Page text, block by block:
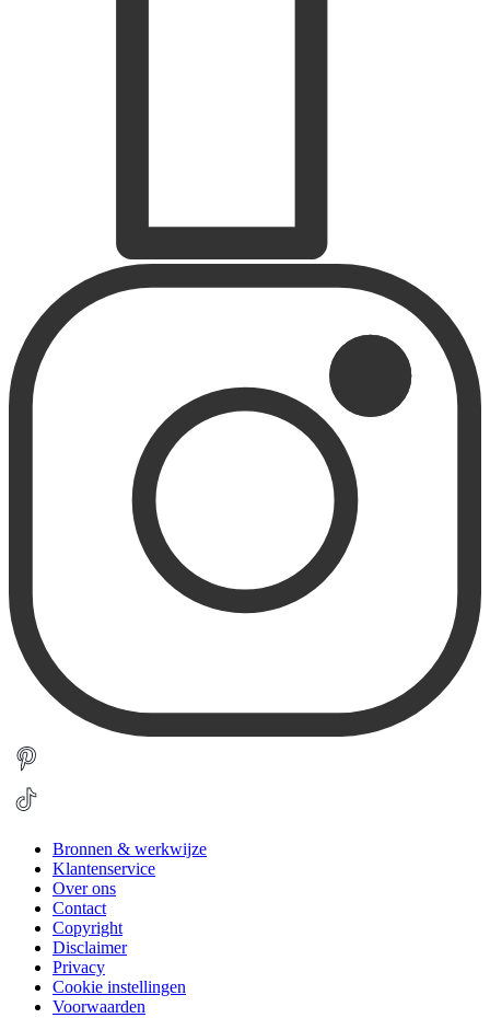
Bronnen & werkwijze
Klantenservice
Over ons
Contact
Copyright
Disclaimer
Privacy
Cookie instellingen
Voorwaarden